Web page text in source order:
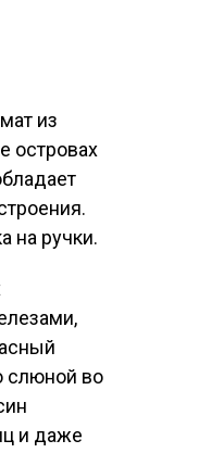
из
островах
на ручки.
слюной во
и даже